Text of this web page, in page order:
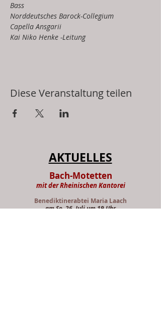
Bass
Norddeutsches Barock-Collegium
Capella Ansgarii
Kai Niko Henke -Leitung
Diese Veranstaltung teilen
AKTUELLES
Bach-Motetten
mit der Rheinischen Kantorei
Benediktinerabtei Maria Laach
am So, 26. Juli um 19 Uhr